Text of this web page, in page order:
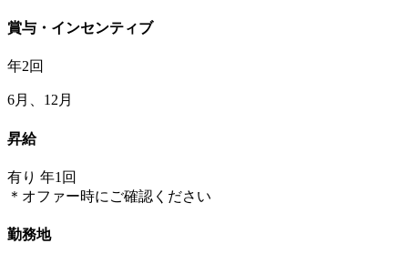
賞与・インセンティブ
年2回
6月、12月
昇給
有り 年1回
＊オファー時にご確認ください
勤務地